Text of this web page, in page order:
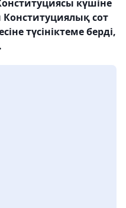
күшіне
сот
түсініктеме берді,